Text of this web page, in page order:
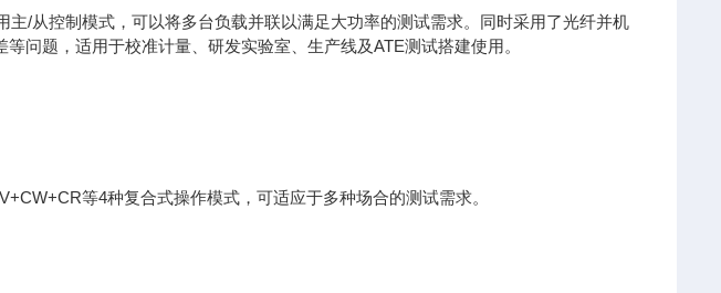
主/从控制模式，可以将多台负载并联以满足大功率的测试需求。同时采用了光纤并机
问题，适用于校准计量、研发实验室、生产线及ATE测试搭建使用。
等4种复合式操作模式，可适应于多种场合的测试需求。